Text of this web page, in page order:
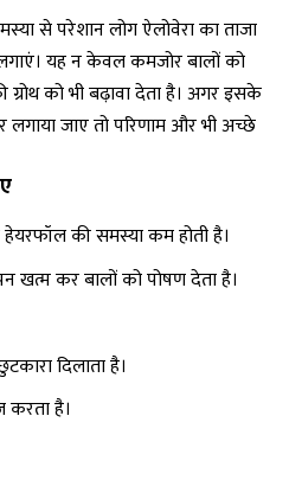
से परेशान लोग ऐलोवेरा का ताजा
यह न केवल कमजोर बालों को
को भी बढ़ावा देता है। अगर इसके
जाए तो परिणाम और भी अच्छे
की समस्या कम होती है।
खत्म कर बालों को पोषण देता है।
दिलाता है।
करता है।